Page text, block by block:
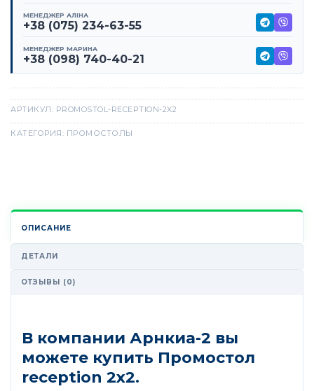
МЕНЕДЖЕР АЛІНА
+38 (075) 234-63-55
МЕНЕДЖЕР МАРИНА
+38 (098) 740-40-21
АРТИКУЛ: PROMOSTOL-RECEPTION-2X2
КАТЕГОРИЯ: ПРОМОСТОЛЫ
ОПИСАНИЕ
ДЕТАЛИ
ОТЗЫВЫ (0)
В компании Арнкиа-2 вы
можете купить Промостол
reception 2х2.